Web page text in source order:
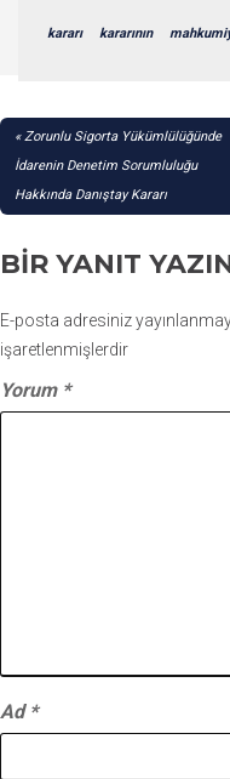
kararı kararının
YAZI
GEZINMESI
Zorunlu Sigorta Yükümlülüğünde
İdarenin Denetim Sorumluluğu
Hakkında Danıştay Kararı
BIR YANIT
E-posta adresiniz
işaretlenmişlerdir
Yorum *
Ad *